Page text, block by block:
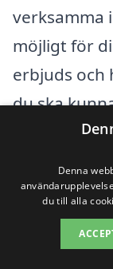
verksamma
möjligt för
erbjuds
du ska
välja rätt
pengar,
och
Genom att
Denna
du till alla